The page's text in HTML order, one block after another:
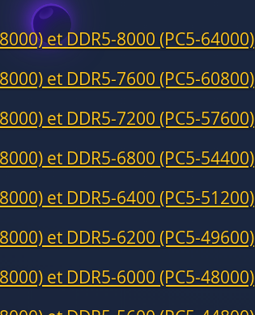
et DDR5-8000 (PC5-64000)
et DDR5-7600 (PC5-60800)
et DDR5-7200 (PC5-57600)
et DDR5-6800 (PC5-54400)
et DDR5-6400 (PC5-51200)
et DDR5-6200 (PC5-49600)
et DDR5-6000 (PC5-48000)